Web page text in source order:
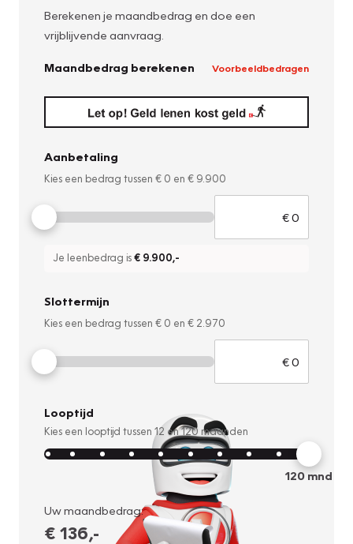
Berekenen je maandbedrag en doe een
vrijblijvende aanvraag.
Maandbedrag berekenen Voorbeeldbedragen
Aanbetaling
Kies een bedrag tussen € 0 en € 9.900
Je leenbedrag is€ 9.900,-
Slottermijn
Kies een bedrag tussen € 0 en € 2.970
Looptijd
Kies een looptijd tussen 12 en120 maanden
120mnd
Uw maandbedrag:
€ 136,-